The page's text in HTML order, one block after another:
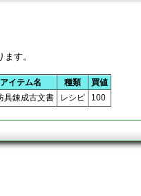
す。
アイテム名 種類
買値
具錬成古文書
レシピ 100